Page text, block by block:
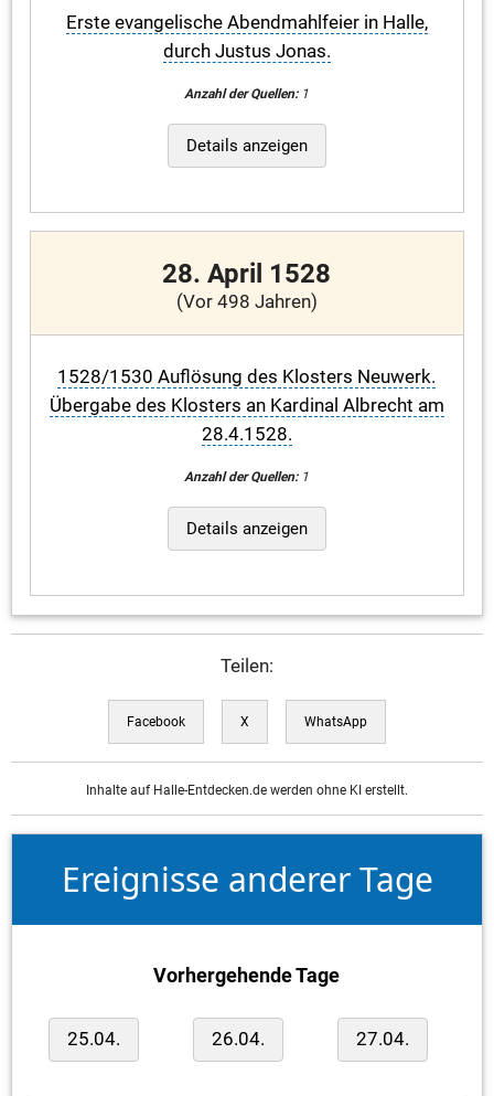
Erste evangelische Abendmahlfeier in Halle,
durch Justus Jonas.
Anzahl der Quellen:1
Details anzeigen
28. April 1528
(Vor 498 Jahren)
1528/1530 Auflösung des Klosters Neuwerk.
Übergabe des Klosters an Kardinal Albrecht am
28.4.1528.
Anzahl der Quellen:1
Details anzeigen
Teilen:
Facebook X WhatsApp
Inhalte auf Halle-Entdecken.de werden ohne KI erstellt.
Ereignisse anderer Tage
Vorhergehende Tage
25.04. 26.04. 27.04.